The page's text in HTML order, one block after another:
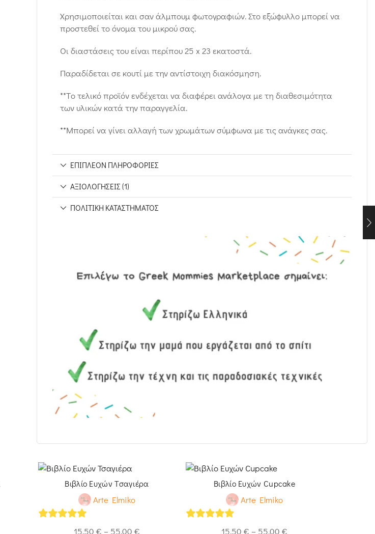
Χρησιμοποιείται και σαν άλμπουμ φωτογραφιών. Στο εξώφυλλο μπορεί να
προστεθεί το όνομα του μικρού σας.
Οι διαστάσεις του είναι περίπου 25 x 23 εκατοστά.
Παραδίδεται σε κουτί με την αντίστοιχη διακόσμηση.
**Tο τελικό προϊόν ενδέχεται να διαφέρει ανάλογα με τη διαθεσιμότητα
των υλικών κατά την παραγγελία.
**Μπορεί να γίνει αλλαγή των χρωμάτων σύμφωνα με τις ανάγκες σας.
ΕΠΙΠΛΈΟΝ ΠΛΗΡΟΦΟΡΊΕΣ
ΑΞΙΟΛΟΓΉΣΕΙΣ (1)
ΠΟΛΙΤΙΚΉ ΚΑΤΑΣΤΉΜΑΤΟΣ
Βιβλίο Ευχών Τσαγιέρα
Arte Elmiko
15,50 € – 55,00 €
Βιβλίο Ευχών Cupcake
Arte Elmiko
15,50 € – 55,00 €